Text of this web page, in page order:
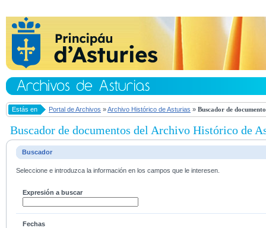
Estás en Portal de Archivos »Archivo Histórico de Asturias » Buscador de
Buscador de documentos del Archivo Histórico de
Buscador
Seleccione e introduzca la información en los campos que le interesen.
Expresión a buscar
Fechas